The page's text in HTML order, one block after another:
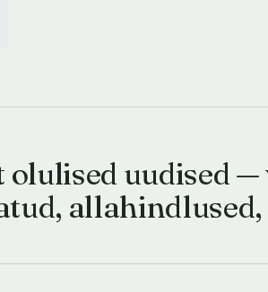
uudised —
allahindlused,